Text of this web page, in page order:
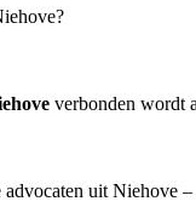
verbonden wordt
uit Niehove –